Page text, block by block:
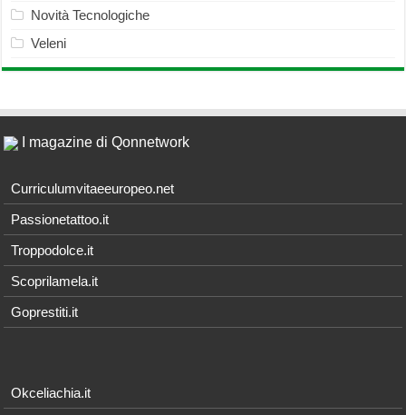
Novità Tecnologiche
Veleni
I magazine di Qonnetwork
Curriculumvitaeeuropeo.net
Passionetattoo.it
Troppodolce.it
Scoprilamela.it
Goprestiti.it
Okceliachia.it